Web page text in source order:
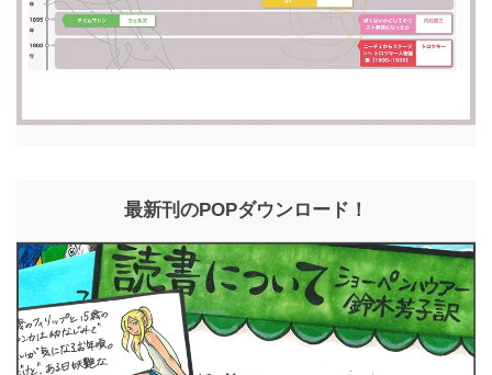
最新刊のPOPダウンロード！